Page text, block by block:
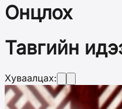
Онцлох
Тавгийн
Хуваалцах: